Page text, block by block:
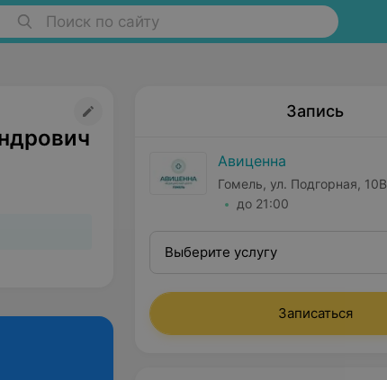
Поиск по сайту
Запись
Авиценна
Гомель, ул. Подгорная, 10В
до 21:00
Выберите услугу
Записаться